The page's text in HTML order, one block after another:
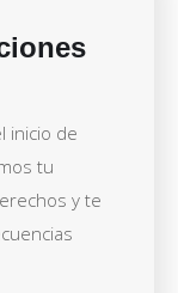
inicio de
tu
y te